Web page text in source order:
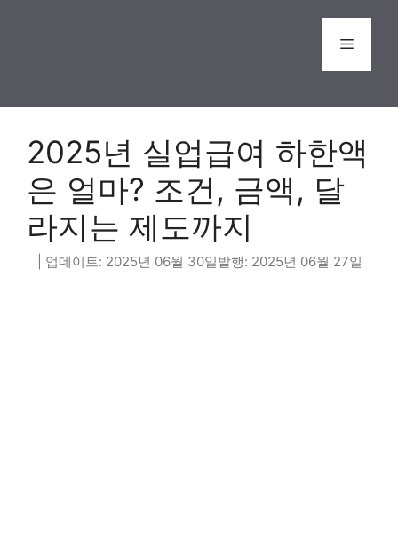
Menu
2025년 실업급여 하한액
은 얼마? 조건, 금액, 달
라지는 제도까지
2025년 06월 30일 2025년 06월 27일